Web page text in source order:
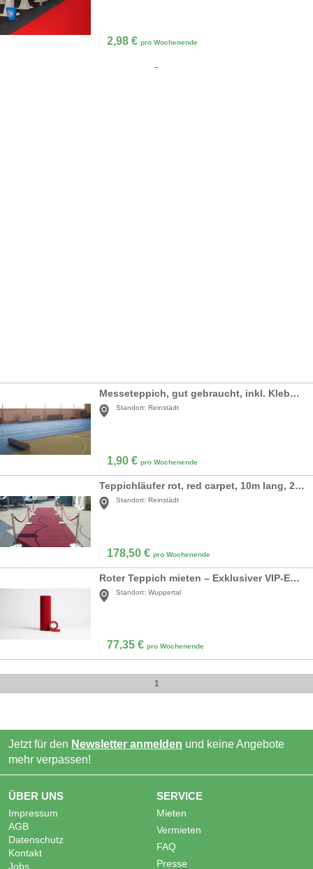
2,98 € pro Wochenende
Messeteppich, gut gebraucht, inkl. Klebeband
Standort: Reinstädt
1,90 € pro Wochenende
Teppichläufer rot, red carpet, 10m lang, 2m breit
Standort: Reinstädt
178,50 € pro Wochenende
Roter Teppich mieten – Exklusiver VIP-Empfang & Hochzeitsteppich für Ihren großen Auftritt
Standort: Wuppertal
77,35 € pro Wochenende
1
Jetzt für den Newsletter anmelden und keine Angebote
mehr verpassen!
ÜBER UNS
Impressum
AGB
Datenschutz
Kontakt
Jobs
SERVICE
Mieten
Vermieten
FAQ
Presse